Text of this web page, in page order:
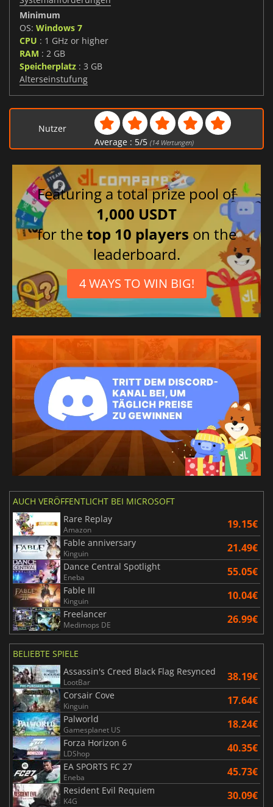
Minimum
OS: Windows 7
CPU : 1 GHz or higher
RAM : 2 GB
Speicherplatz : 3 GB
Alterseinstufung
Nutzer
Average : 5/5 (14Wertungen)
Featuring a total prize pool of
1,000 USDT
for thetop 10 players on the
leaderboard.
4 WAYS TO WIN BIG!
AUCH VERÖFFENTLICHT BEI MICROSOFT
Rare Replay
Amazon 19.15€
Fable anniversary
Kinguin 21.49€
Dance Central Spotlight
Eneba 55.05€
Fable III
Kinguin 10.04€
Freelancer
Medimops DE 26.99€
BELIEBTE SPIELE
Assassin's Creed Black Flag Resynced
LootBar 38.19€
Corsair Cove
Kinguin 17.64€
Palworld
Gamesplanet US 18.24€
Forza Horizon 6
LDShop 40.35€
EA SPORTS FC 27
Eneba 45.73€
Resident Evil Requiem
K4G 30.09€